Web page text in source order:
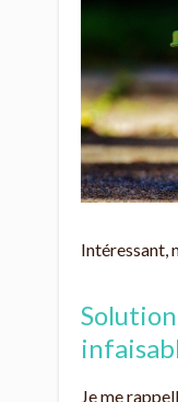
Intéressant,
Je me